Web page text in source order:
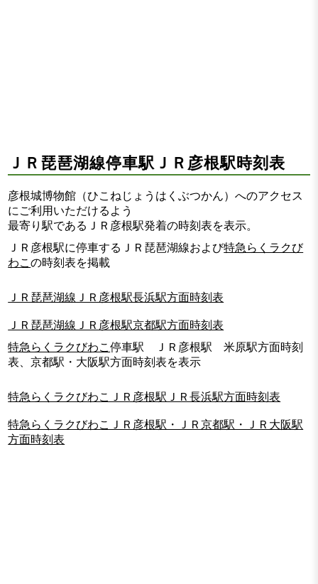
ＪＲ琵琶湖線停車駅ＪＲ彦根駅時刻表
彦根城博物館（ひこねじょうはくぶつかん）へのアクセス
にご利用いただけるよう
最寄り駅であるＪＲ彦根駅発着の時刻表を表示。
ＪＲ彦根駅に停車するＪＲ琵琶湖線および特急らくラクび
わこの時刻表を掲載
ＪＲ琵琶湖線ＪＲ彦根駅長浜駅方面時刻表
ＪＲ琵琶湖線ＪＲ彦根駅京都駅方面時刻表
特急らくラクびわこ停車駅 ＪＲ彦根駅 米原駅方面時刻
表、京都駅・大阪駅方面時刻表を表示
特急らくラクびわこＪＲ彦根駅ＪＲ長浜駅方面時刻表
特急らくラクびわこＪＲ彦根駅・ＪＲ京都駅・ＪＲ大阪駅
方面時刻表